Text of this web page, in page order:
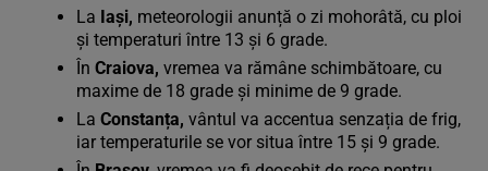
La Iași, meteorologii anunță o zi mohorâtă, cu ploi
și temperaturi între 13 și 6 grade.
În Craiova, vremea va rămâne schimbătoare, cu
maxime de 18 grade și minime de 9 grade.
La Constanța, vântul va accentua senzația de frig,
iar temperaturile se vor situa între 15 și 9 grade.